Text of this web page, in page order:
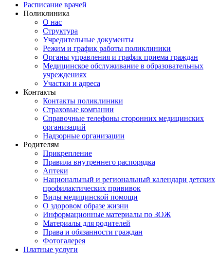
Расписание врачей
Поликлиника
О нас
Структура
Учредительные документы
Режим и график работы поликлиники
Органы управления и график приема граждан
Медицинское обслуживание в образовательных
учреждениях
Участки и адреса
Контакты
Контакты поликлиники
Страховые компании
Справочные телефоны сторонних медицинских
организаций
Надзорные организации
Родителям
Прикрепление
Правила внутреннего распорядка
Аптеки
Национальный и региональный календари детских
профилактических прививок
Виды медицинской помощи
О здоровом образе жизни
Информационные материалы по ЗОЖ
Материалы для родителей
Права и обязанности граждан
Фотогалерея
Платные услуги